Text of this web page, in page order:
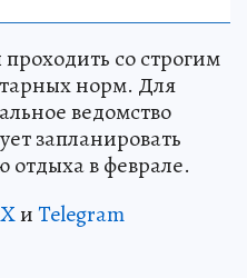
со строгим
норм. Для
ведомство
запланировать
в феврале.
иTelegram